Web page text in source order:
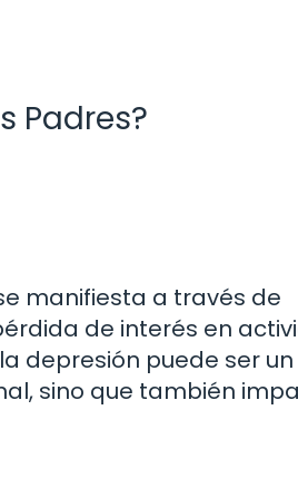
Padres?
manifiesta a través de
de interés en
depresión puede ser
sino que también